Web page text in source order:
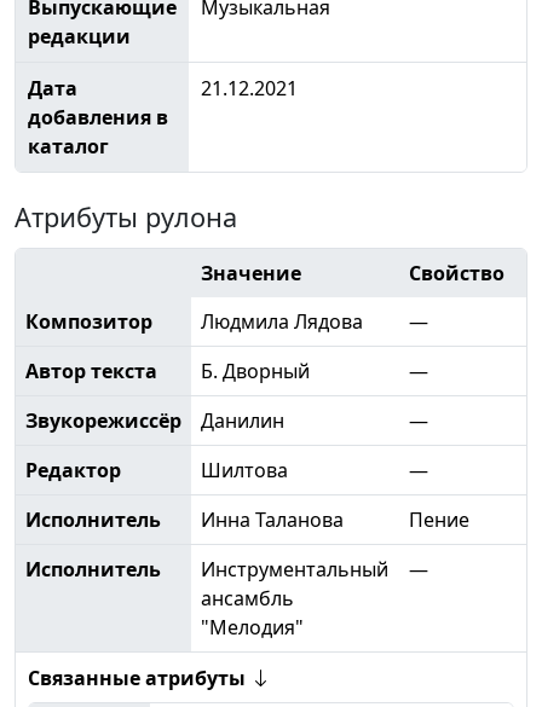
Выпускающие
редакции
Музыкальная
Дата
добавления в
каталог
21.12.2021
Атрибуты рулона
Значение
Свойство
Композитор
Людмила Лядова
—
Автор текста
Б. Дворный
—
Звукорежиссёр
Данилин
—
Редактор
Шилтова
—
Исполнитель
Инна Таланова
Пение
Исполнитель
Инструментальный
ансамбль
"Мелодия"
—
Связанные атрибуты